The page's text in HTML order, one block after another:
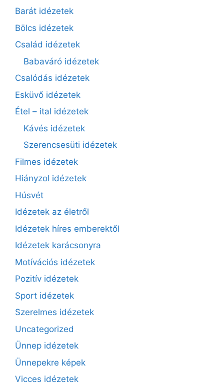
Barát idézetek
Bölcs idézetek
Család idézetek
Babaváró idézetek
Csalódás idézetek
Esküvő idézetek
Étel – ital idézetek
Kávés idézetek
Szerencsesüti idézetek
Filmes idézetek
Hiányzol idézetek
Húsvét
Idézetek az életről
Idézetek híres emberektől
Idézetek karácsonyra
Motívációs idézetek
Pozitív idézetek
Sport idézetek
Szerelmes idézetek
Uncategorized
Ünnep idézetek
Ünnepekre képek
Vicces idézetek